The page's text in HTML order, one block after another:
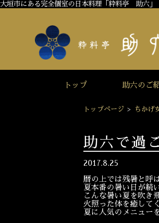
大垣市にある完全個室の日本料理「粋料亭 助六」
トップ 助六のご
トップページ > ちかげ
助六で過
2017.8.25
暦の上では残暑と呼
夏本番の暑い日が続
こんな暑い夏を吹き
火照った体を癒して
夏に人気のメニュー